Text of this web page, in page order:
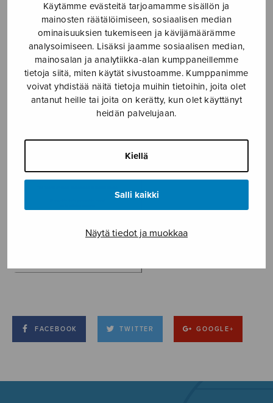
Käytämme evästeitä tarjoamamme sisällön ja
mainosten räätälöimiseen, sosiaalisen median
ominaisuuksien tukemiseen ja kävijämäärämme
analysoimiseen. Lisäksi jaamme sosiaalisen median,
mainosalan ja analytiikka-alan kumppaneillemme
tietoja siitä, miten käytät sivustoamme. Kumppanimme
voivat yhdistää näitä tietoja muihin tietoihin, joita olet
antanut heille tai joita on kerätty, kun olet käyttänyt
heidän palvelujaan.
Kiellä
Salli kaikki
Näytä tiedot ja muokkaa
Etusivu › Media › cuba
cuba
29.3.2017
FACEBOOK TWITTER GOOGLE+